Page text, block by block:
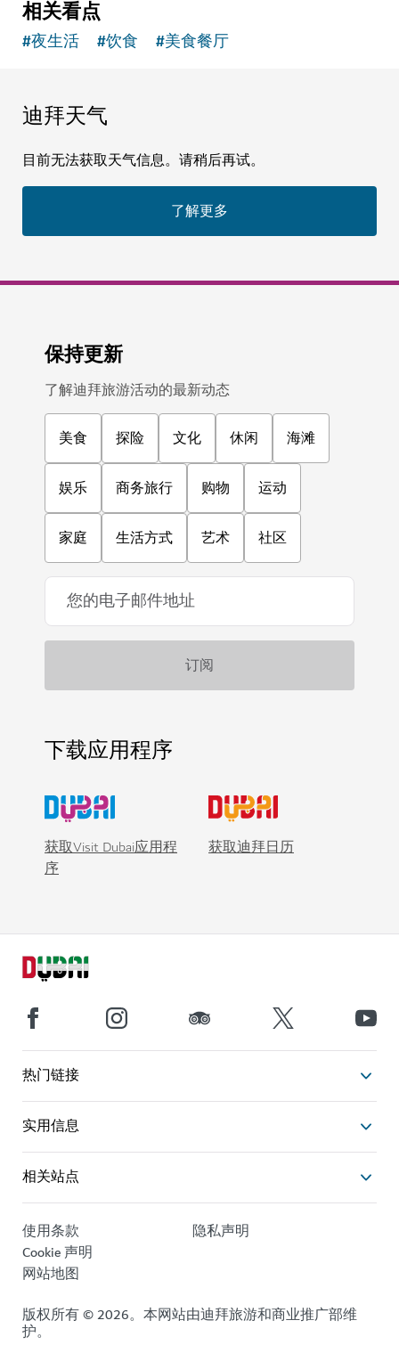
相关看点
#夜生活 #饮食 #美食餐厅
迪拜天气
目前无法获取天气信息。请稍后再试。
了解更多
保持更新
了解迪拜旅游活动的最新动态
美食 探险 文化 休闲 海滩
娱乐 商务旅行 购物 运动
家庭 生活方式 艺术 社区
下载应用程序
获取Visit Dubai应用程
序
获取迪拜日历
热门链接
实用信息
相关站点
使用条款
隐私声明
Cookie 声明
网站地图
版权所有 © 2026。本网站由迪拜旅游和商业推广部维
护。